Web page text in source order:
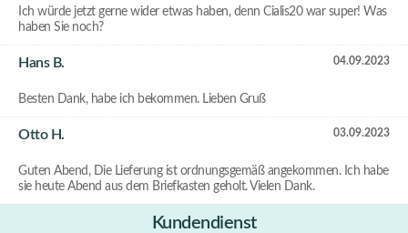
Ich würde jetzt gerne wider etwas haben, denn Cialis20 war super! Was
haben Sie noch?
04.09.2023
Hans B.
Besten Dank, habe ich bekommen. Lieben Gruß
03.09.2023
Otto H.
Guten Abend, Die Lieferung ist ordnungsgemäß angekommen. Ich habe
sie heute Abend aus dem Briefkasten geholt. Vielen Dank.
Kundendienst